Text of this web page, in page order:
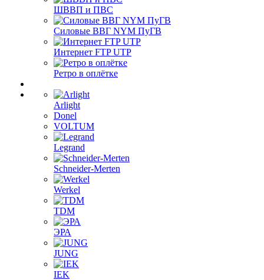
ШВВП и ПВС
Силовые ВВГ NYM ПуГВ
Интернет FTP UTP
Ретро в оплётке
Arlight
Donel
VOLTUM
Legrand
Schneider-Merten
Werkel
TDM
ЭРА
JUNG
IEK